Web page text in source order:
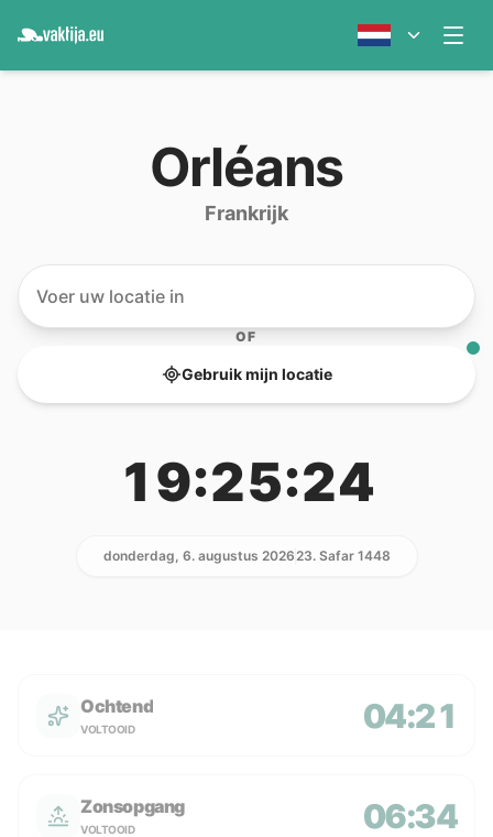
Orléans
Frankrijk
OF
Gebruik mijn locatie
19:25:24
donderdag, 6. augustus 202623. Safar 1448
Ochtend
VOLTOOID 04:21
Zonsopgang
VOLTOOID 06:34